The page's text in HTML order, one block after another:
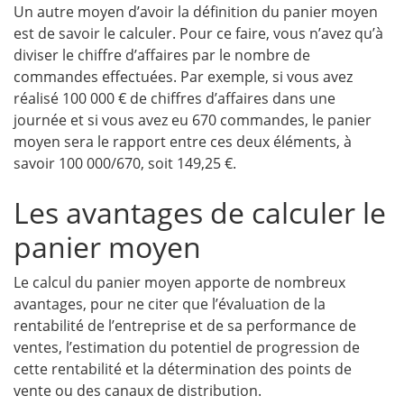
Un autre moyen d’avoir la définition du panier moyen
est de savoir le calculer. Pour ce faire, vous n’avez qu’à
diviser le chiffre d’affaires par le nombre de
commandes effectuées. Par exemple, si vous avez
réalisé 100 000 € de chiffres d’affaires dans une
journée et si vous avez eu 670 commandes, le panier
moyen sera le rapport entre ces deux éléments, à
savoir 100 000/670, soit 149,25 €.
Les avantages de calculer le
panier moyen
Le calcul du panier moyen apporte de nombreux
avantages, pour ne citer que l’évaluation de la
rentabilité de l’entreprise et de sa performance de
ventes, l’estimation du potentiel de progression de
cette rentabilité et la détermination des points de
vente ou des canaux de distribution.